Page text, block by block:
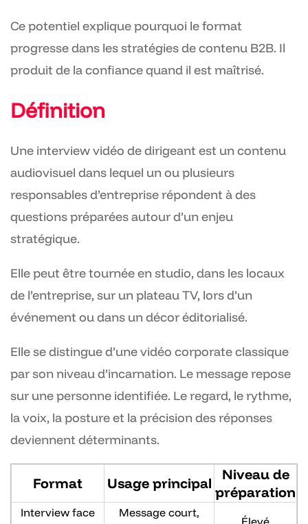
Ce potentiel explique pourquoi le format
progresse dans les stratégies de contenu B2B. Il
produit de la confiance quand il est maîtrisé.
Définition
Une interview vidéo de dirigeant est un contenu
audiovisuel dans lequel un ou plusieurs
responsables d’entreprise répondent à des
questions préparées autour d’un enjeu
stratégique.
Elle peut être tournée en studio, dans les locaux
de l’entreprise, sur un plateau TV, lors d’un
événement ou dans un décor éditorialisé.
Elle se distingue d’une vidéo corporate classique
par son niveau d’incarnation. Le message repose
sur une personne identifiée. Le regard, le rythme,
la voix, la posture et la précision des réponses
deviennent déterminants.
Format Usage principal
Niveau de
préparation
Interview face
Message court,